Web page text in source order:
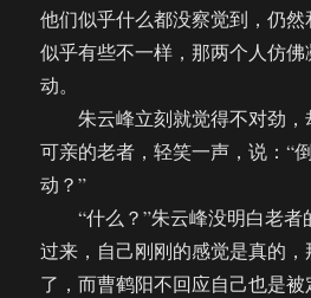
他们似乎什么都没察觉到，仍
似乎有些不一样，那两个人仿
动。
朱云峰立刻就觉得不对劲，
可亲的老者，轻笑一声，说：“
动？”
“什么？”朱云峰没明白老者
过来，自己刚刚的感觉是真的
了，而曹鹤阳不回应自己也是被